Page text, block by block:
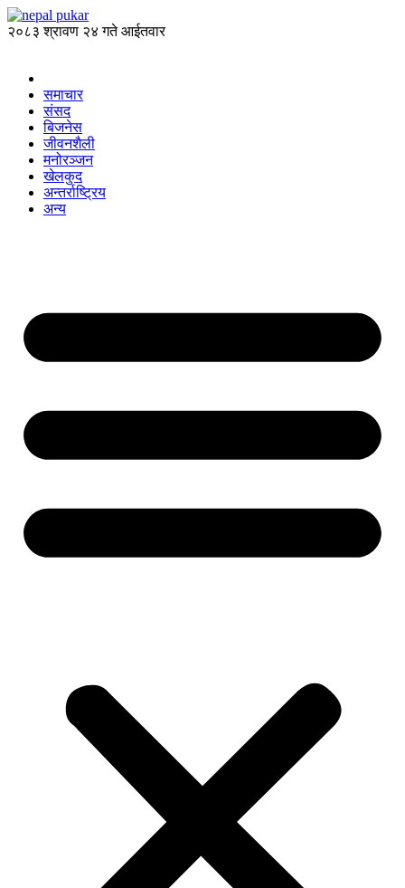
२०८३ श्रावण २४ गते आईतवार
समाचार
संसद
बिजनेस
जीवनशैली
मनोरञ्जन
खेलकुद
अन्तर्राष्ट्रिय
अन्य